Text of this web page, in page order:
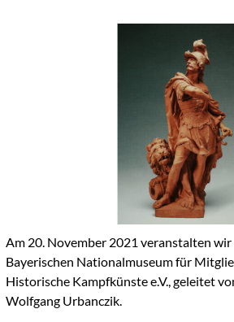
Am 20. November 2021 veranstalten
Bayerischen Nationalmuseum für
Historische Kampfkünste e.V., geleitet
Wolfgang Urbanczik.